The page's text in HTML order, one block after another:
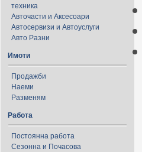
техника
Авточасти и Аксесоари
Автосервизи и Автоуслуги
Авто Разни
Имоти
Продажби
Наеми
Разменям
Работа
Постоянна работа
Сезонна и Почасова